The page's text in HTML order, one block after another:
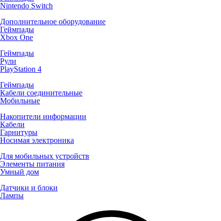
Nintendo Switch
Дополнительное оборудование
Геймпады
Xbox One
Геймпады
Рули
PlayStation 4
Геймпады
Кабели соединительные
Мобильные
Накопители информации
Кабели
Гарнитуры
Носимая электроника
Для мобильных устройств
Элементы питания
Умный дом
Датчики и блоки
Лампы